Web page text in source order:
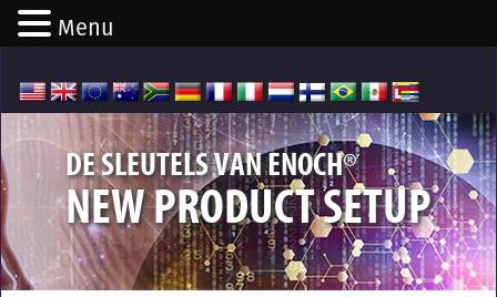
DE SLEUTELS VAN ENOCH®
NEW PRODUCT SETUP
Menu